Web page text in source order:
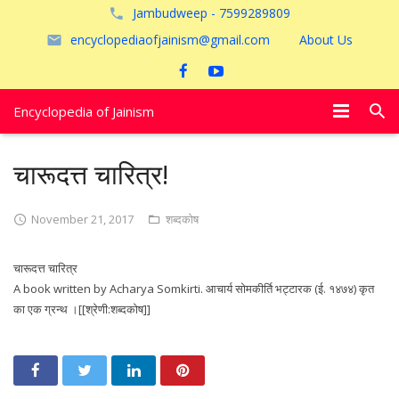
Jambudweep - 7599289809
encyclopediaofjainism@gmail.com
About Us
Encyclopedia of Jainism
अयोध्या
चारूदत्त चारित्र!
November 21, 2017 शब्दकोष
चारूदत्त चारित्र
A book written by Acharya Somkirti. आचार्य सोमकीर्ति भट्टारक (ई. १४७४) कृत
का एक ग्रन्थ ।[[श्रेणी:शब्दकोष]]